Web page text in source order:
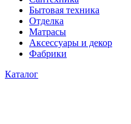
Бытовая техника
Отделка
Матрасы
Аксессуары и декор
Фабрики
Каталог